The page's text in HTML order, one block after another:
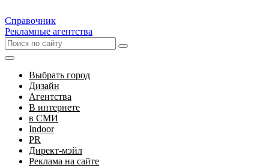
Справочник
Рекламные агентства
Выбрать город
Дизайн
Агентства
В интернете
в СМИ
Indoor
PR
Директ-мэйл
Реклама на сайте